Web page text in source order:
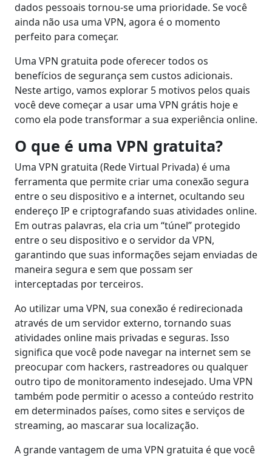
dados pessoais tornou-se uma prioridade. Se você
ainda não usa uma VPN, agora é o momento
perfeito para começar.
Uma VPN gratuita pode oferecer todos os
benefícios de segurança sem custos adicionais.
Neste artigo, vamos explorar 5 motivos pelos quais
você deve começar a usar uma VPN grátis hoje e
como ela pode transformar a sua experiência online.
O que é uma VPN gratuita?
Uma VPN gratuita (Rede Virtual Privada) é uma
ferramenta que permite criar uma conexão segura
entre o seu dispositivo e a internet, ocultando seu
endereço IP e criptografando suas atividades online.
Em outras palavras, ela cria um “túnel” protegido
entre o seu dispositivo e o servidor da VPN,
garantindo que suas informações sejam enviadas de
maneira segura e sem que possam ser
interceptadas por terceiros.
Ao utilizar uma VPN, sua conexão é redirecionada
através de um servidor externo, tornando suas
atividades online mais privadas e seguras. Isso
significa que você pode navegar na internet sem se
preocupar com hackers, rastreadores ou qualquer
outro tipo de monitoramento indesejado. Uma VPN
também pode permitir o acesso a conteúdo restrito
em determinados países, como sites e serviços de
streaming, ao mascarar sua localização.
A grande vantagem de uma VPN gratuita é que você